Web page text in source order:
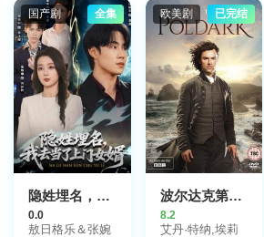
叶子绮
国产剧 全集
隐姓埋名，我去当了上门女婿
0.0
敖日格乐＆张婉
欧美剧 已完结
波尔达克第一季
8.2
艾丹·特纳,埃莉